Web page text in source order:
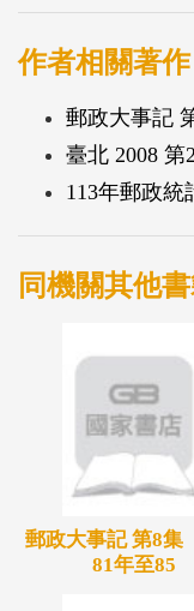
作者相關著作
郵政大事記
臺北 2008
113年郵政統
同機關其他
郵政大事記 第8集
81年至85